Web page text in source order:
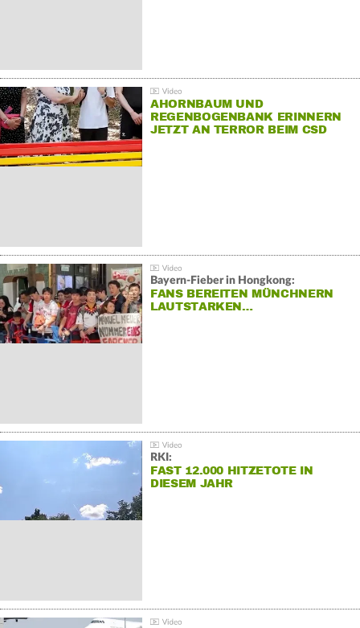
AHORNBAUM UND
REGENBOGENBANK ERINNERN
JETZT AN TERROR BEIM CSD
Bayern-Fieber in Hongkong:
FANS BEREITEN MÜNCHNERN
LAUTSTARKEN…
RKI:
FAST 12.000 HITZETOTE IN
DIESEM JAHR